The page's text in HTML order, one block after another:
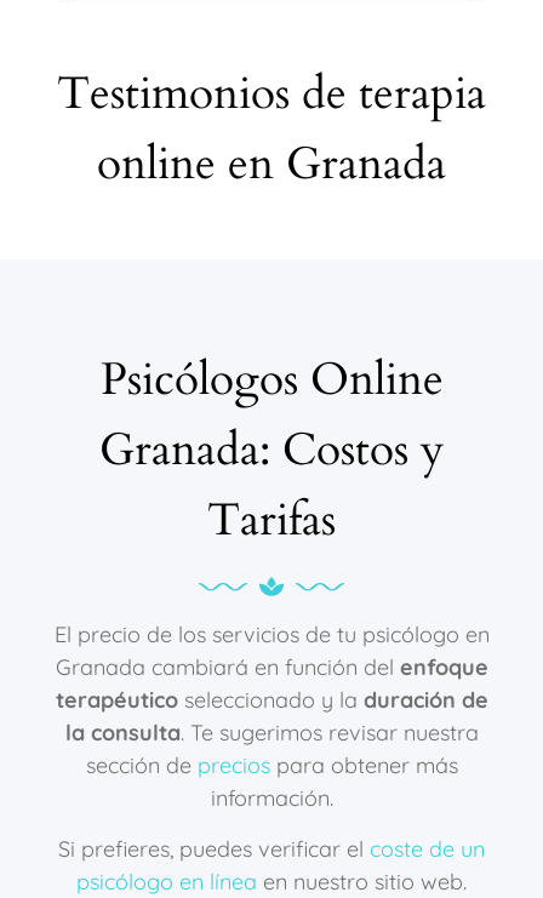
Testimonios de terapia
online en Granada
Psicólogos Online
Granada: Costos y
Tarifas
El precio de los servicios de tu psicólogo en
Granada cambiará en función del enfoque
terapéuticoseleccionado y la duración de
la consulta. Te sugerimos revisar nuestra
sección de preciospara obtener más
información.
Si prefieres, puedes verificar el coste de un
psicólogo en línea en nuestro sitio web.